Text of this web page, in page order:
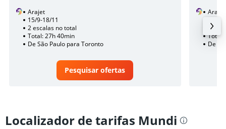
Arajet
15/9-18/11
2 escalas no total
Total: 27h 40min
De São Paulo para Toronto
Pesquisar ofertas
Arajet
1
Total:
De
Localizador de tarifas Mundi